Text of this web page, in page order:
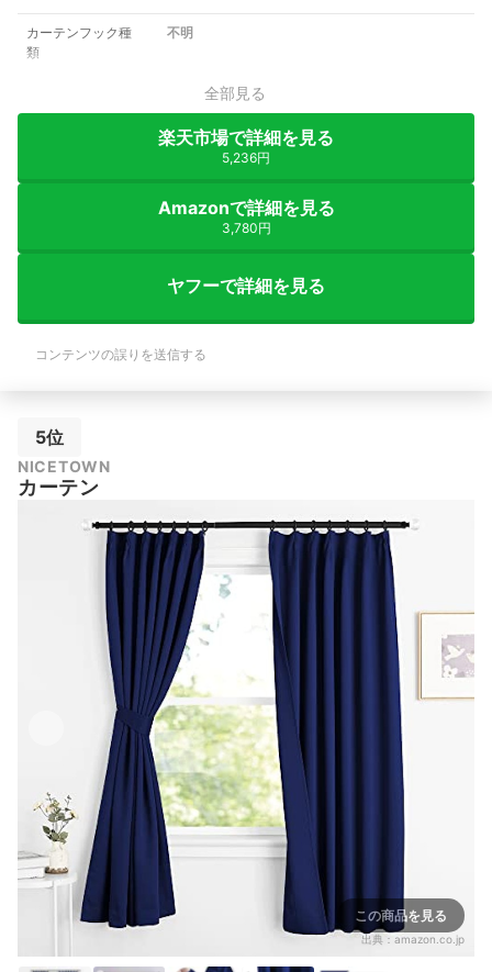
カーテンフック種
類
不明
全部見る
楽天市場で詳細を見る
5,236円
Amazonで詳細を見る
3,780円
ヤフーで詳細を見る
コンテンツの誤りを送信する
5位
NICETOWN
カーテン
この商品を見る
出典：amazon.co.jp